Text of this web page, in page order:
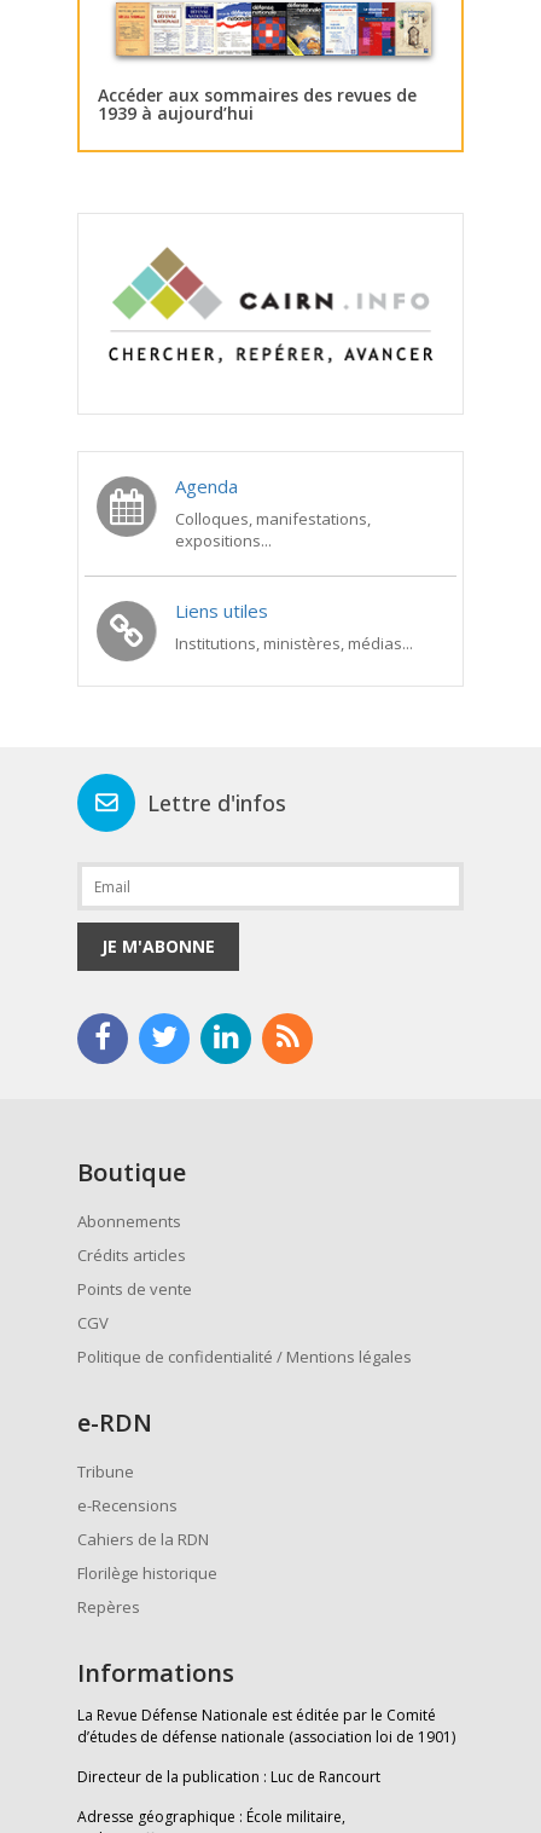
Accéder aux sommaires des revues de
1939 à aujourd’hui
Agenda
Colloques, manifestations,
expositions...
Liens utiles
Institutions, ministères, médias...
Lettre d'infos
JE M'ABONNE
Boutique
Abonnements
Crédits articles
Points de vente
CGV
Politique de confidentialité / Mentions légales
e-RDN
Tribune
e-Recensions
Cahiers de la RDN
Florilège historique
Repères
Informations
La Revue Défense Nationale est éditée par le Comité
d’études de défense nationale (association loi de 1901)
Directeur de la publication : Luc de Rancourt
Adresse géographique : École militaire,